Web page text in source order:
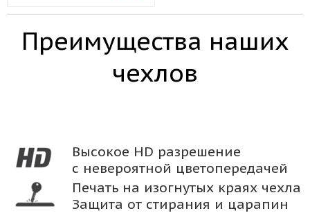
Преимущества наших
чехлов
Высокое HD разрешение
с невероятной цветопередачей
Печать на изогнутых краях чехла
Защита от стирания и царапин